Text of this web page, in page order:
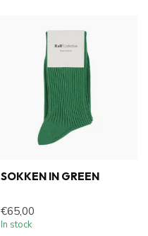
SOKKEN IN GREEN
€65,00
In stock